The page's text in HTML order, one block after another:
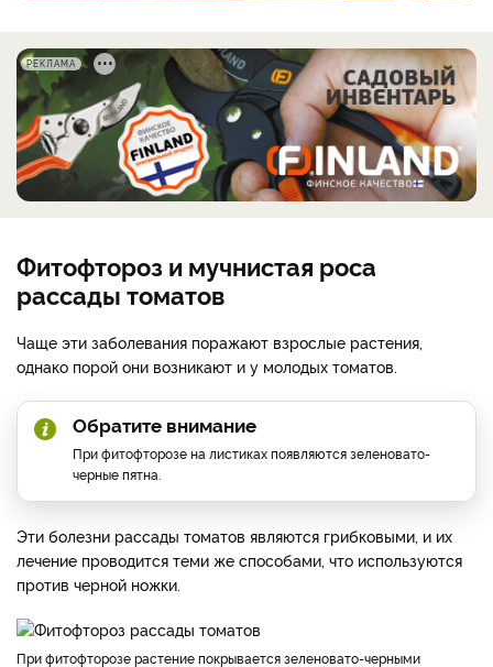
РЕКЛАМА
Фитофтороз и мучнистая роса
рассады томатов
Чаще эти заболевания поражают взрослые растения,
однако порой они возникают и у молодых томатов.
Обратите внимание
При фитофторозе на листиках появляются зеленовато-
черные пятна.
Эти болезни рассады томатов являются грибковыми, и их
лечение проводится теми же способами, что используются
против черной ножки.
при фитофторозе растение покрывается зеленовато-черными